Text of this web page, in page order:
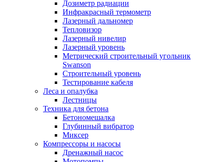
Дозиметр радиации
Инфракрасный термометр
Лазерный дальномер
Тепловизор
Лазерный нивелир
Лазерный уровень
Метрический строительный угольник
Swanson
Строительный уровень
Тестирование кабеля
Леса и опалубка
Лестницы
Техника для бетона
Бетономешалка
Глубинный вибратор
Миксер
Компрессоры и насосы
Дренажный насос